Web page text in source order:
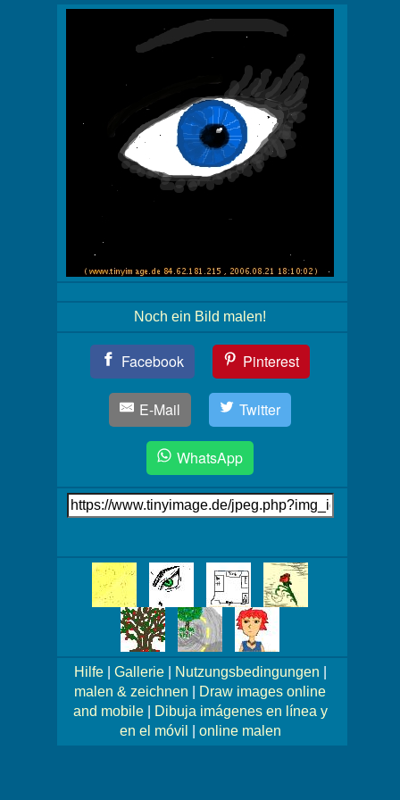
Noch ein Bild malen!
Facebook Pinterest
E-Mail Twitter
WhatsApp
Link
auf's
Mehr
Bilder!
Hilfe| Gallerie| Nutzungsbedingungen
malen & zeichnen
Draw images online
and mobile|
Dibuja imágenes en línea y
en el móvil
online malen